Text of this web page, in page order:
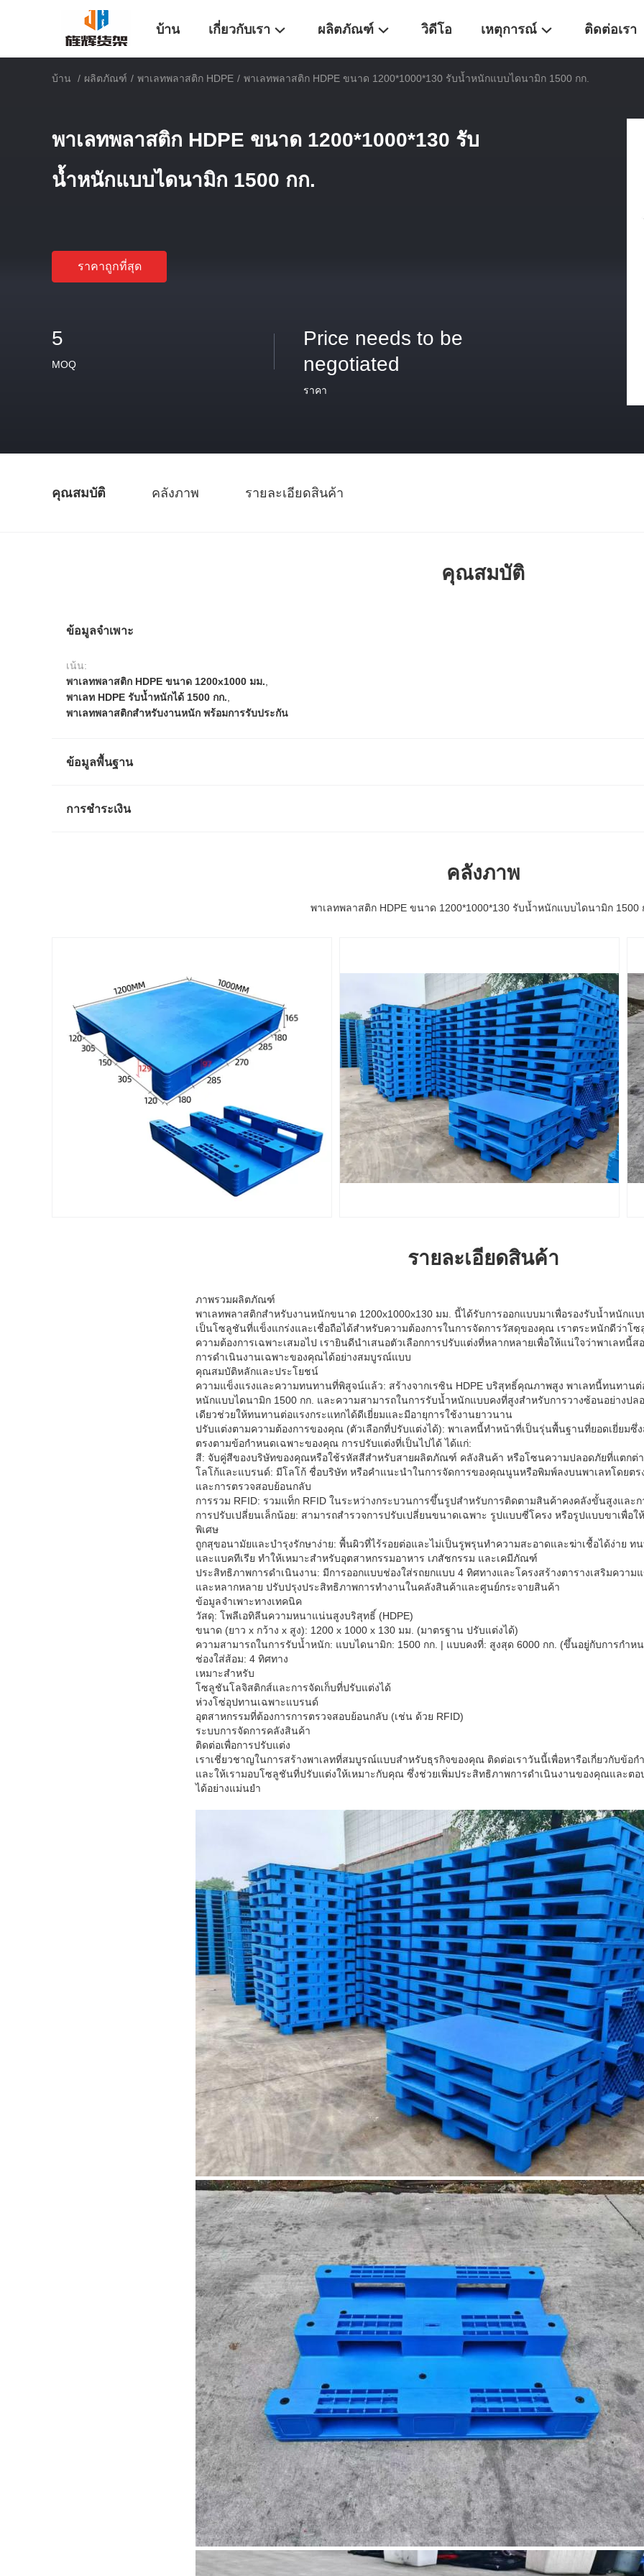
บ้าน เกี่ยวกับเรา ผลิตภัณฑ์ วิดีโอ เหตุการณ์ ติดต่อเรา
บ้าน / ผลิตภัณฑ์ / พาเลทพลาสติก HDPE / พาเลทพลาสติก HDPE ขนาด 1200*1000*130 รับน้ำหนักแบบไดนามิก 1500 กก.
พาเลทพลาสติก HDPE ขนาด 1200*1000*130 รับ
น้ำหนักแบบไดนามิก 1500 กก.
ราคาถูกที่สุด
5
MOQ
Price needs to be
negotiated
ราคา
คุณสมบัติ คลังภาพ รายละเอียดสินค้า
คุณสมบัติ
ข้อมูลจำเพาะ
เน้น:
พาเลทพลาสติก HDPE ขนาด 1200x1000 มม.
พาเลท HDPE รับน้ำหนักได้ 1500 กก.
พาเลทพลาสติกสำหรับงานหนัก พร้อมการรับประกัน
ข้อมูลพื้นฐาน
การชำระเงิน
คลังภาพ
พาเลทพลาสติก HDPE ขนาด 1200*1000*130 รับน้ำหนักแบบไดนามิก 1500
รายละเอียดสินค้า
ภาพรวมผลิตภัณฑ์
พาเลทพลาสติกสำหรับงานหนักขนาด 1200x1000x130 มม. นี้ได้รับการออกแบบมาเพื่อรองรับน้ำหนักแบ
เป็นโซลูชันที่แข็งแกร่งและเชื่อถือได้สำหรับความต้องการในการจัดการวัสดุของคุณ เราตระหนักดีว่าโ
ความต้องการเฉพาะเสมอไป เรายินดีนำเสนอตัวเลือกการปรับแต่งที่หลากหลายเพื่อให้แน่ใจว่าพาเลทนี้
การดำเนินงานเฉพาะของคุณได้อย่างสมบูรณ์แบบ
คุณสมบัติหลักและประโยชน์
ความแข็งแรงและความทนทานที่พิสูจน์แล้ว: สร้างจากเรซิน HDPE บริสุทธิ์คุณภาพสูง พาเลทนี้ทนทาน
หนักแบบไดนามิก 1500 กก. และความสามารถในการรับน้ำหนักแบบคงที่สูงสำหรับการวางซ้อนอย่างป
เดียวช่วยให้ทนทานต่อแรงกระแทกได้ดีเยี่ยมและมีอายุการใช้งานยาวนาน
ปรับแต่งตามความต้องการของคุณ (ตัวเลือกที่ปรับแต่งได้): พาเลทนี้ทำหน้าที่เป็นรุ่นพื้นฐานที่ยอดเยี่ยมซึ่ง
ตรงตามข้อกำหนดเฉพาะของคุณ การปรับแต่งที่เป็นไปได้ ได้แก่:
สี: จับคู่สีของบริษัทของคุณหรือใช้รหัสสีสำหรับสายผลิตภัณฑ์ คลังสินค้า หรือโซนความปลอดภัยที่แตกต่
โลโก้และแบรนด์: มีโลโก้ ชื่อบริษัท หรือคำแนะนำในการจัดการของคุณนูนหรือพิมพ์ลงบนพาเลทโดยตร
และการตรวจสอบย้อนกลับ
การรวม RFID: รวมแท็ก RFID ในระหว่างกระบวนการขึ้นรูปสำหรับการติดตามสินค้าคงคลังขั้นสูงและ
การปรับเปลี่ยนเล็กน้อย: สามารถสำรวจการปรับเปลี่ยนขนาดเฉพาะ รูปแบบซี่โครง หรือรูปแบบขาเพื่
พิเศษ
ถูกสุขอนามัยและบำรุงรักษาง่าย: พื้นผิวที่ไร้รอยต่อและไม่เป็นรูพรุนทำความสะอาดและฆ่าเชื้อได้ง่าย ท
และแบคทีเรีย ทำให้เหมาะสำหรับอุตสาหกรรมอาหาร เภสัชกรรม และเคมีภัณฑ์
ประสิทธิภาพการดำเนินงาน: มีการออกแบบช่องใส่รถยกแบบ 4 ทิศทางและโครงสร้างตารางเสริมความ
และหลากหลาย ปรับปรุงประสิทธิภาพการทำงานในคลังสินค้าและศูนย์กระจายสินค้า
ข้อมูลจำเพาะทางเทคนิค
วัสดุ: โพลีเอทิลีนความหนาแน่นสูงบริสุทธิ์ (HDPE)
ขนาด (ยาว x กว้าง x สูง): 1200 x 1000 x 130 มม. (มาตรฐาน ปรับแต่งได้)
ความสามารถในการรับน้ำหนัก: แบบไดนามิก: 1500 กก. | แบบคงที่: สูงสุด 6000 กก. (ขึ้นอยู่กับการกำห
ช่องใส่ส้อม: 4 ทิศทาง
เหมาะสำหรับ
โซลูชันโลจิสติกส์และการจัดเก็บที่ปรับแต่งได้
ห่วงโซ่อุปทานเฉพาะแบรนด์
อุตสาหกรรมที่ต้องการการตรวจสอบย้อนกลับ (เช่น ด้วย RFID)
ระบบการจัดการคลังสินค้า
ติดต่อเพื่อการปรับแต่ง
เราเชี่ยวชาญในการสร้างพาเลทที่สมบูรณ์แบบสำหรับธุรกิจของคุณ ติดต่อเราวันนี้เพื่อหารือเกี่ยวกับข้อ
และให้เรามอบโซลูชันที่ปรับแต่งให้เหมาะกับคุณ ซึ่งช่วยเพิ่มประสิทธิภาพการดำเนินงานของคุณและต
ได้อย่างแม่นยำ